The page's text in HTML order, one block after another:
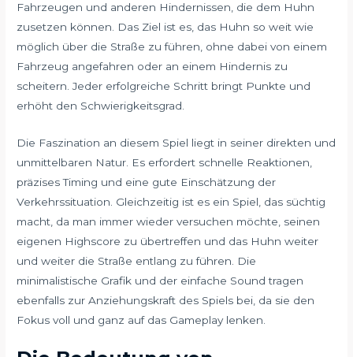
Fahrzeugen und anderen Hindernissen, die dem Huhn
zusetzen können. Das Ziel ist es, das Huhn so weit wie
möglich über die Straße zu führen, ohne dabei von einem
Fahrzeug angefahren oder an einem Hindernis zu
scheitern. Jeder erfolgreiche Schritt bringt Punkte und
erhöht den Schwierigkeitsgrad.
Die Faszination an diesem Spiel liegt in seiner direkten und
unmittelbaren Natur. Es erfordert schnelle Reaktionen,
präzises Timing und eine gute Einschätzung der
Verkehrssituation. Gleichzeitig ist es ein Spiel, das süchtig
macht, da man immer wieder versuchen möchte, seinen
eigenen Highscore zu übertreffen und das Huhn weiter
und weiter die Straße entlang zu führen. Die
minimalistische Grafik und der einfache Sound tragen
ebenfalls zur Anziehungskraft des Spiels bei, da sie den
Fokus voll und ganz auf das Gameplay lenken.